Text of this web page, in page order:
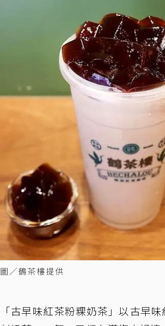
圖／鶴茶樓提供
「古早味紅茶粉粿奶茶」以古早